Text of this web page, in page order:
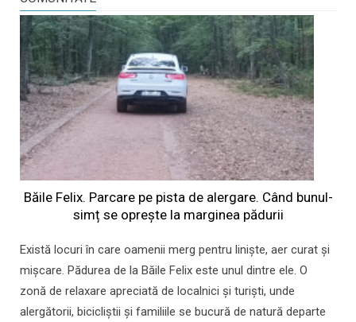
Băile Felix. Parcare pe pista de alergare. Când bunul-
simț se oprește la marginea pădurii
Există locuri în care oamenii merg pentru liniște, aer curat și
mișcare. Pădurea de la Băile Felix este unul dintre ele. O
zonă de relaxare apreciată de localnici și turiști, unde
alergătorii, bicicliștii și familiile se bucură de natură departe